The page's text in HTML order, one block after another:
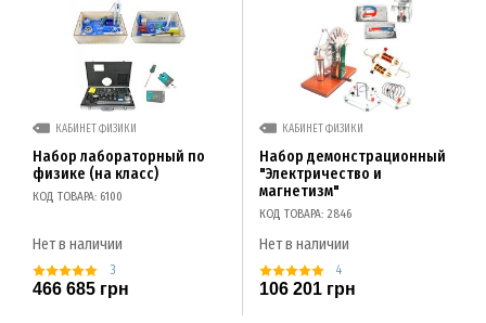
КАБИНЕТ ФИЗИКИ
Набор лабораторный по
физике (на класс)
КОД ТОВАРА: 6100
Нет в наличии
3
466 685 грн
КАБИНЕТ ФИЗИКИ
Набор демонстрационный
"Электричество и
магнетизм"
КОД ТОВАРА: 2846
Нет в наличии
4
106 201 грн